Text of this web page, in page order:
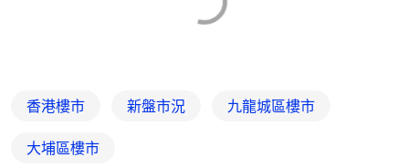
香港樓市 新盤市況 九龍城區樓市
大埔區樓市